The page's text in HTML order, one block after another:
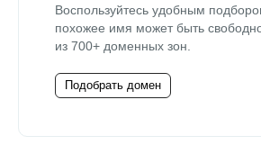
Воспользуйтесь удобным
похожее имя может быть
из 700+ доменных зон.
Подобрать домен